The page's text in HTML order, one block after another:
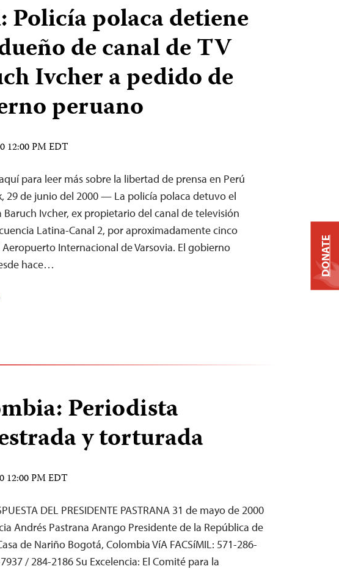
Policía polaca detiene
de canal de TV
Ivcher a pedido de
peruano
12:00 PM EDT
para leer más sobre la libertad de prensa en Perú
29 de junio del 2000 — La policía polaca detuvo el
Baruch Ivcher, ex propietario del canal de televisión
Latina-Canal 2, por aproximadamente cinco
Aeropuerto Internacional de Varsovia. El gobierno
hace…
Periodista
y torturada
12:00 PM EDT
DEL PRESIDENTE PASTRANA 31 de mayo de 2000
Andrés Pastrana Arango Presidente de la República de
de Nariño Bogotá, Colombia VíA FACSíMIL: 571-286-
/ 284-2186 Su Excelencia: El Comité para la
DONATE